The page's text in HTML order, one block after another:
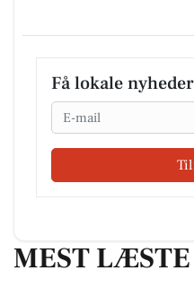
Få lokale
Email
MEST